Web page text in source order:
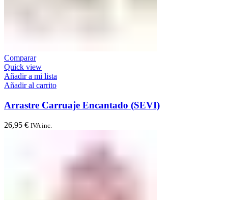
Comparar
Quick view
Añadir a mi lista
Añadir al carrito
Arrastre Carruaje Encantado (SEVI)
26,95 € IVA inc.